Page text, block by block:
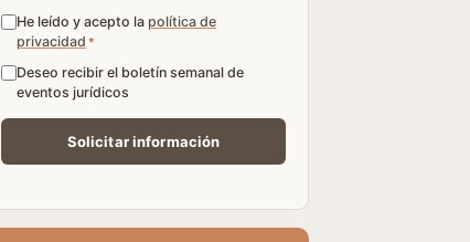
He leído y acepto la política de
privacidad *
Deseo recibir el boletín semanal de
eventos jurídicos